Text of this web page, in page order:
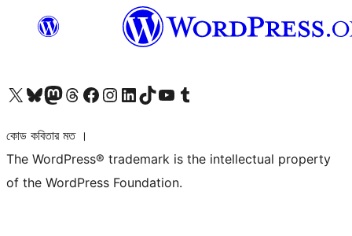
আমাদের X (আগের টুইটার) অ্যাকাউন্টে যানআমাদের Bluesky অ্যাকাউন্টটি দেখুনআমাদের মাস্টোডন অ্যাকাউন্টটি দেখুনআমাদের থ্রেডস অ্যাকাউন্টটি দেখুনআমাদের ফেসবুক পেজ দেখুনআমাদের ইন্সটাগ্রাম অ্যাকাউন্ট দেখুনআমাদের লিঙ্কডইন অ্যাকাউন্টে যানআমাদের TikTok অ্যাকাউন্টটি দেখুনআমাদের ইউটিউব চ্যানেলে যান আমাদের টাম্বলার অ্যাকাউন্ট দেখুন
কোড কবিতার মত ।
The WordPress® trademark is the intellectual property
of the WordPress Foundation.